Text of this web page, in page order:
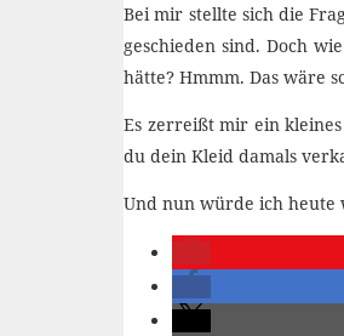
Bei mir stellte sich die
geschieden sind. Doch
hätte? Hmmm. Das wäre
Es zerreißt mir ein
du dein Kleid damals
Und nun würde ich heute